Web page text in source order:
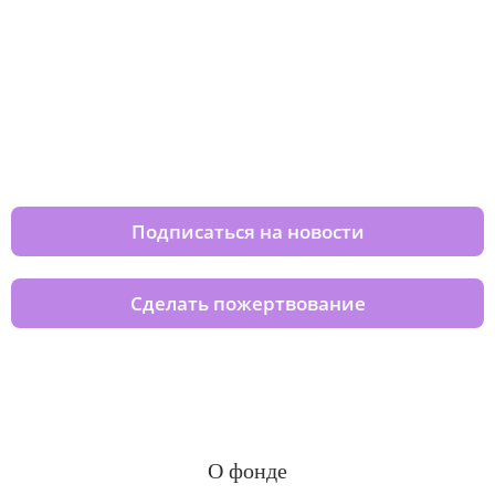
Подписаться на новости
Сделать пожертвование
О фонде